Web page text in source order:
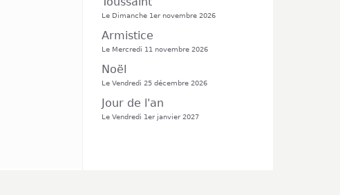
Le Dimanche 1er novembre 2026
Armistice
Le Mercredi 11 novembre 2026
Noël
Le Vendredi 25 décembre 2026
Jour de l'an
Le Vendredi 1er janvier 2027